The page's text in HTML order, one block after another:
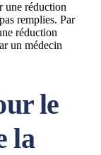
une réduction
remplies. Par
réduction
un médecin
le
la